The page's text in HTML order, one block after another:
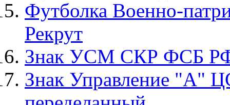
Футболка Военно-
Рекрут
Знак УСМ СКР ФСБ
Знак Управление "А"